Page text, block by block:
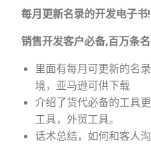
每月更新名录的开发电子书!
销售开发客户必备,百万条
里面有每月可更新的名
境，亚马逊可供下载
介绍了货代必备的工具
工具，外贸工具。
话术总结，如何和客人